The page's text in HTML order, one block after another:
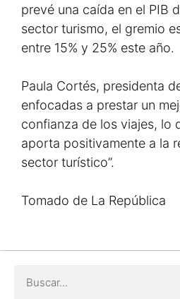
prevé una caída en el PIB
sector turismo, el gremio
entre 15% y 25% este año.
Paula Cortés, presidenta
enfocadas a prestar un
confianza de los viajes, lo
aporta positivamente a la
sector turístico”.
Tomado de La República